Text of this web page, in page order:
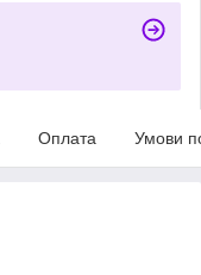
Оплата Умови